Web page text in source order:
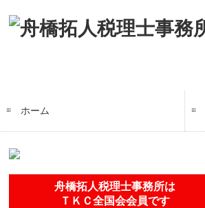
ホーム
舟橋拓人税理士事務所は
ＴＫＣ全国会会員です